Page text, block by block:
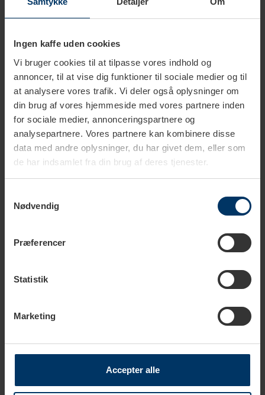
Ingen kaffe uden cookies
Vi bruger cookies til at tilpasse vores indhold og
annoncer, til at vise dig funktioner til sociale medier og til
at analysere vores trafik. Vi deler også oplysninger om
din brug af vores hjemmeside med vores partnere inden
for sociale medier, annonceringspartnere og
analysepartnere. Vores partnere kan kombinere disse
data med andre oplysninger, du har givet dem, eller som
de har indsamlet fra din brug af deres tjenester.
Nødvendig
Præferencer
Statistik
Marketing
Accepter alle
499,95 DKK549,90 DKK
399,95 DKK449,90 DKK
Produktet er ikke længere
Rancilio Silvia Portafilter Træ
Produktet er ikke længere
Rancilio Silvia Portafilter Træ